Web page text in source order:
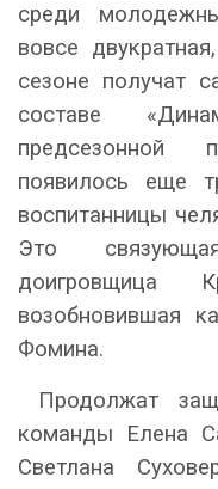
среди
вовсе
сезоне получат
составе
предсезонной
появилось еще
воспитанницы
Это
доигровщица
возобновившая
Фомина.
Продолжат
команды Елена
Светлана